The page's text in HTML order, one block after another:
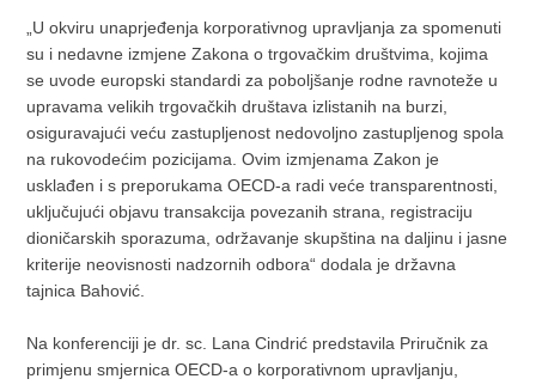
„U okviru unaprjeđenja korporativnog upravljanja za spomenuti
su i nedavne izmjene Zakona o trgovačkim društvima, kojima
se uvode europski standardi za poboljšanje rodne ravnoteže u
upravama velikih trgovačkih društava izlistanih na burzi,
osiguravajući veću zastupljenost nedovoljno zastupljenog spola
na rukovodećim pozicijama. Ovim izmjenama Zakon je
usklađen i s preporukama OECD-a radi veće transparentnosti,
uključujući objavu transakcija povezanih strana, registraciju
dioničarskih sporazuma, održavanje skupština na daljinu i jasne
kriterije neovisnosti nadzornih odbora“ dodala je državna
tajnica Bahović.
Na konferenciji je dr. sc. Lana Cindrić predstavila Priručnik za
primjenu smjernica OECD-a o korporativnom upravljanju,